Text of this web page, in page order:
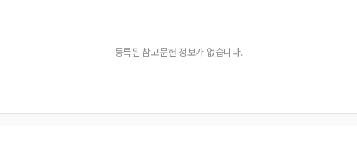
등록된 참고문헌 정보가 없습니다.